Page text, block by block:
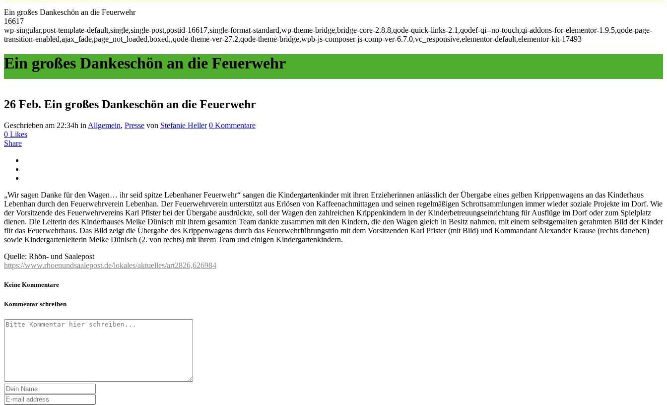
Ein großes Dankeschön an die Feuerwehr
16617
wp-singular,post-template-default,single,single-post,postid-16617,single-format-standard,wp-theme-bridge,bridge-core-2.8.8,qode-quick-links-2.1,qodef-qi--no-touch,qi-addons-for-elementor-1.9.5,qode-page-
transition-enabled,ajax_fade,page_not_loaded,boxed,,qode-theme-ver-27.2,qode-theme-bridge,wpb-js-composer js-comp-ver-6.7.0,vc_responsive,elementor-default,elementor-kit-17493
Ein großes Dankeschön an die Feuerwehr
26 Feb. Ein großes Dankeschön an die Feuerwehr
Geschrieben am 22:34h in Allgemein, Presse von Stefanie Heller 0 Kommentare
0 Likes
Share
„Wir sagen Danke für den Wagen… ihr seid spitze Lebenhaner Feuerwehr“ sangen die Kindergartenkinder mit ihren Erzieherinnen anlässlich der Übergabe eines gelben Krippenwagens an das Kinderhaus
Lebenhan durch den Feuerwehrverein Lebenhan. Der Feuerwehrverein unterstützt aus Erlösen von Kaffeenachmittagen und seinen regelmäßigen Schrottsammlungen immer wieder soziale Projekte im Dorf. Wie
der Vorsitzende des Feuerwehrvereins Karl Pfister bei der Übergabe ausdrückte, soll der Wagen den zahlreichen Krippenkindern in der Kinderbetreuungseinrichtung für Ausflüge im Dorf oder zum Spielplatz
dienen. Die Leiterin des Kinderhauses Meike Dünisch mit ihrem gesamten Team dankte zusammen mit den Kindern, die den Wagen gleich in Besitz nahmen, mit einem selbstgemalten gerahmten Bild der Kinder
für das Feuerwehrhaus. Das Bild zeigt die Übergabe des Krippenwagens durch das Feuerwehrführungstrio mit dem Vorsitzenden Karl Pfister (mit Bild) und Kommandant Alexander Krause (rechts daneben)
sowie Kindergartenleiterin Meike Dünisch (2. von rechts) mit ihrem Team und einigen Kindergartenkindern.
Quelle: Rhön- und Saalepost
https://www.rhoenundsaalepost.de/lokales/aktuelles/art2826,626984
Keine Kommentare
Kommentar schreiben